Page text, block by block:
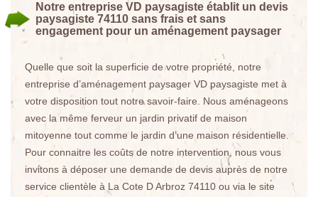
Notre entreprise VD paysagiste établit un devis
paysagiste 74110 sans frais et sans
engagement pour un aménagement paysager
Quelle que soit la superficie de votre propriété, notre
entreprise d’aménagement paysager VD paysagiste met à
votre disposition tout notre savoir-faire. Nous aménageons
avec la même ferveur un jardin privatif de maison
mitoyenne tout comme le jardin d’une maison résidentielle.
Pour connaitre les coûts de notre intervention, nous vous
invitons à déposer une demande de devis auprès de notre
service clientèle à La Cote D Arbroz 74110 ou via le site